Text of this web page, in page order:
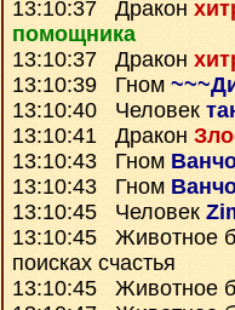
13:10:37 Дракон
помощника
13:10:37 Дракон
13:10:39 Гном
13:10:40 Человек
13:10:41 Дракон
13:10:43 Гном
13:10:43 Гном
13:10:45 Человек
13:10:45 Животное
поисках счастья
13:10:45 Животное